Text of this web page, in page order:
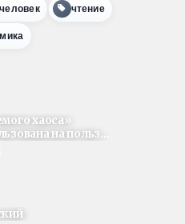
человек чтение
хаоса»
на польз...